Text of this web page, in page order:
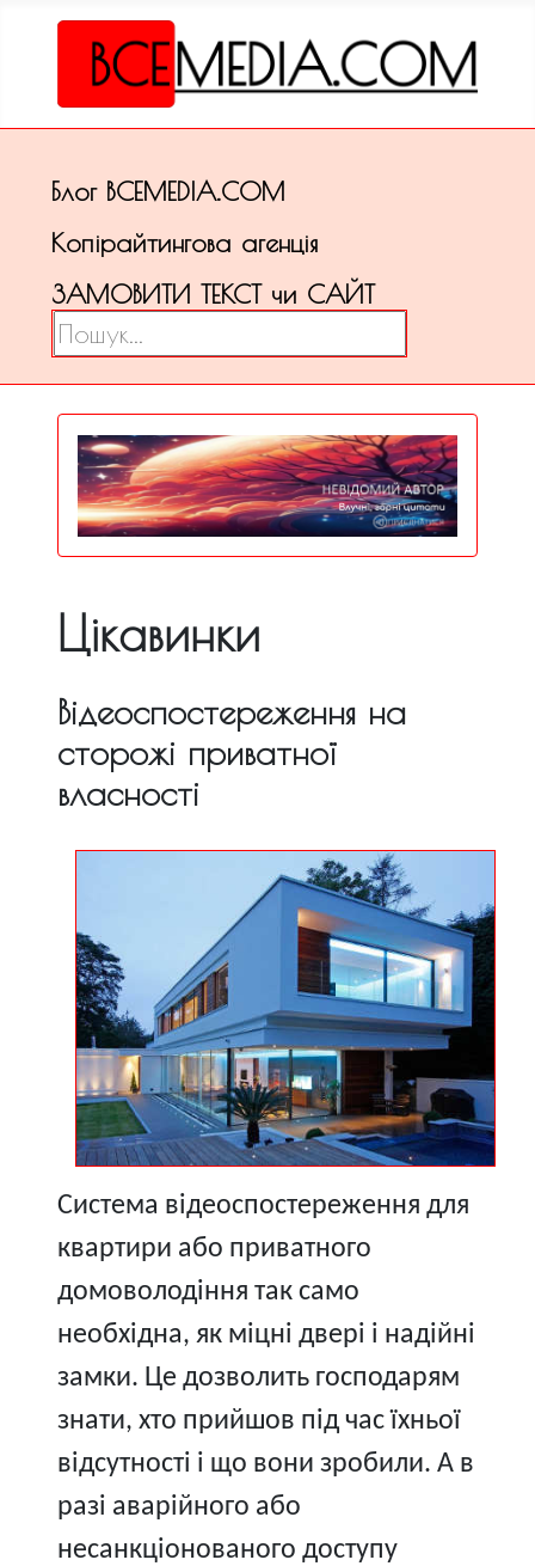
Блог ВСЕМЕDІА.COM
Копірайтингова агенція
ЗАМОВИТИ ТЕКСТ чи САЙТ
Пошук
Цікавинки
Відеоспостереження на
сторожі приватної
власності
Система відеоспостереження для
квартири або приватного
домоволодіння так само
необхідна, як міцні двері і надійні
замки. Це дозволить господарям
знати, хто прийшов під час їхньої
відсутності і що вони зробили. А в
разі аварійного або
несанкціонованого доступу